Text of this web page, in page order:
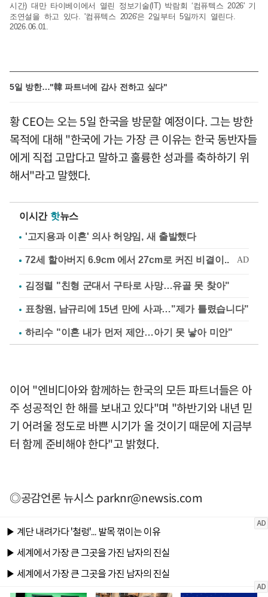
시간) 대만 타이베이에서 열린 정보기술(IT) 박람회 ‘컴퓨텍스 2026' 기
조연설을 하고 있다. '컴퓨텍스 2026'은 2일부터 5일까지 열린다.
2026.06.01.
5일 방한…"韓 파트너에 감사 전하고 싶다"
황 CEO는 오는 5일 한국을 방문할 예정이다. 그는 방한
목적에 대해 "한국에 가는 가장 큰 이유는 한국 동반자들
에게 직접 고맙다고 말하고 훌륭한 성과를 축하하기 위
해서"라고 말했다.
이시간 핫뉴스
'고지용과 이혼' 의사 허양임, 새 출발했다
김정렬 "친형 군대서 구타로 사망…유골 못 찾아"
표창원, 남규리에 15년 만에 사과…"제가 틀렸습니다"
하리수 "이혼 내가 먼저 제안…아기 못 낳아 미안"
이어 "엔비디아와 함께하는 한국의 모든 파트너들은 아
주 성공적인 한 해를 보내고 있다"며 "하반기와 내년 믿
기 어려울 정도로 바쁜 시기가 올 것이기 때문에 지금부
터 함께 준비해야 한다"고 밝혔다.
◎공감언론 뉴시스parknr@newsis.com